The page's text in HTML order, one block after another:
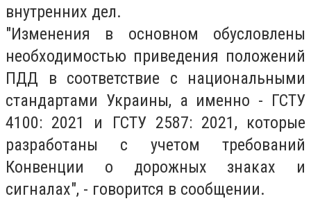
внутренних дел.
"Изменения в основном обусловлены
необходимостью приведения положений
ПДД в соответствие с национальными
стандартами Украины, а именно - ГСТУ
4100: 2021 и ГСТУ 2587: 2021, которые
разработаны с учетом требований
Конвенции о дорожных знаках и
сигналах", - говорится в сообщении.